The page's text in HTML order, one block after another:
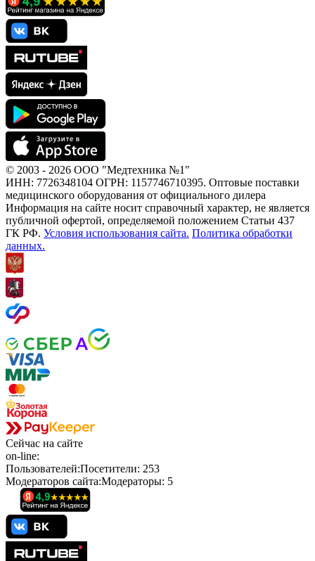
© 2003 - 2026 ООО "Медтехника №1"
ИНН: 7726348104 ОГРН: 1157746710395. Оптовые поставки
медицинского оборудования от официального дилера
Информация на сайте носит справочный характер, не является
публичной офертой, определяемой положением Статьи 437
ГК РФ. Условия использования сайта. Политика обработки
данных.
Сейчас на сайте
on-line:
Пользователей:Посетители: 253
Модераторов сайта:Модераторы: 5